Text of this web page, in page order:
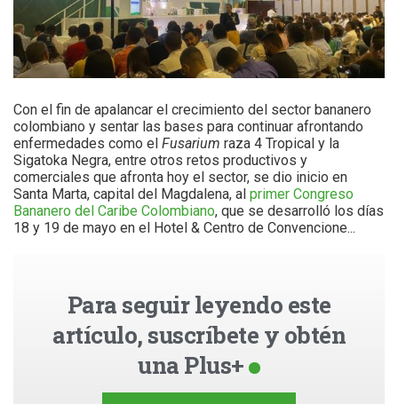
Con el fin de apalancar el crecimiento del sector bananero
colombiano y sentar las bases para continuar afrontando
enfermedades como el Fusarium raza 4 Tropical y la
Sigatoka Negra, entre otros retos productivos y
comerciales que afronta hoy el sector, se dio inicio en
Santa Marta, capital del Magdalena, al primer Congreso
Bananero del Caribe Colombiano, que se desarrolló los días
18 y 19 de mayo en el Hotel & Centro de Convencione...
Para seguir leyendo este
artículo, suscríbete y obtén
una Plus+